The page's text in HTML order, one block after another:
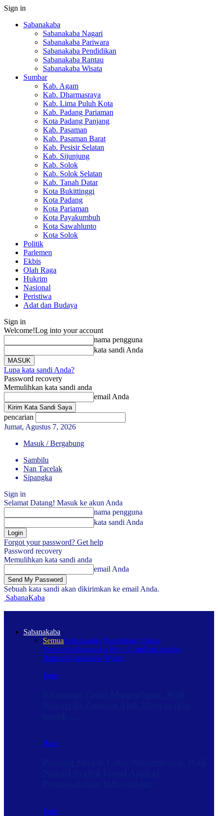
Sign in
Sabanakaba
Sabanakaba Nagari
Sabanakaba Pariwara
Sabanakaba Pendidikan
Sabanakaba Rantau
Sabanakaba Wisata
Sumbar
Kab. Agam
Kab. Dharmasraya
Kab. Lima Puluh Kota
Kab. Padang Pariaman
Kota Padang Panjang
Kab. Pasaman
Kab. Pasaman Barat
Kab. Pesisir Selatan
Kab. Sijunjung
Kab. Solok
Kab. Solok Selatan
Kab. Tanah Datar
Kota Bukittinggi
Kota Padang
Kota Pariaman
Kota Payakumbuh
Kota Sawahlunto
Kota Solok
Politik
Parlemen
Ekbis
Olah Raga
Hukrim
Nasional
Peristiwa
Adat dan Budaya
Sign in
Welcome!Log into your account
nama pengguna
kata sandi Anda
Lupa kata sandi Anda?
Password recovery
Memulihkan kata sandi anda
email Anda
pencarian
Jumat, Agustus 7, 2026
Masuk / Bergabung
Sambilu
Nan Tacelak
Sipangka
Sign in
Selamat Datang! Masuk ke akun Anda
nama pengguna
kata sandi Anda
Forgot your password? Get help
Password recovery
Memulihkan kata sandi anda
email Anda
Sebuah kata sandi akan dikirimkan ke email Anda.
SabanaKaba
Sabanakaba
SemuaSabanakaba NagariSabanakaba
PariwaraSabanakaba PendidikanSabanakaba
RantauSabanakaba Wisata
Baru
Baru
Baru